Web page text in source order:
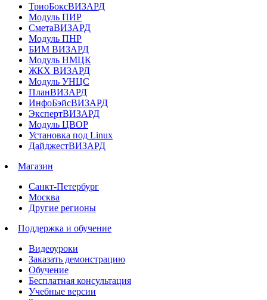
ТриоБоксВИЗАРД
Модуль ПИР
СметаВИЗАРД
Модуль ПНР
БИМ ВИЗАРД
Модуль НМЦК
ЖКХ ВИЗАРД
Модуль УНЦС
ПланВИЗАРД
ИнфоБэйсВИЗАРД
ЭкспертВИЗАРД
Модуль ЦВОР
Установка под Linux
ДайджестВИЗАРД
Магазин
Санкт-Петербург
Москва
Другие регионы
Поддержка и обучение
Видеоуроки
Заказать демонстрацию
Обучение
Бесплатная консультация
Учебные версии